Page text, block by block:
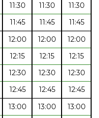
11:30 11:30
11:30
11:45 11:45
11:45
12:00 12:00
12:00
12:15 12:15
12:15
12:30 12:30
12:30
12:45 12:45
12:45
13:00 13:00
13:00